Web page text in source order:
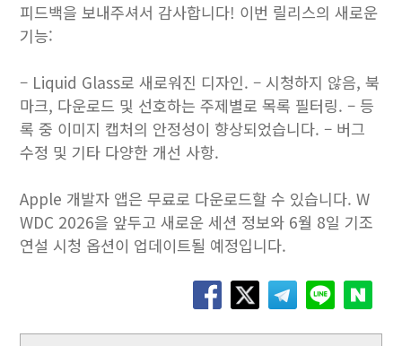
피드백을 보내주셔서 감사합니다! 이번 릴리스의 새로운
기능:
– Liquid Glass로 새로워진 디자인. – 시청하지 않음, 북
마크, 다운로드 및 선호하는 주제별로 목록 필터링. – 등
록 중 이미지 캡처의 안정성이 향상되었습니다. – 버그
수정 및 기타 다양한 개선 사항.
Apple 개발자 앱은 무료로 다운로드할 수 있습니다. W
WDC 2026을 앞두고 새로운 세션 정보와 6월 8일 기조
연설 시청 옵션이 업데이트될 예정입니다.